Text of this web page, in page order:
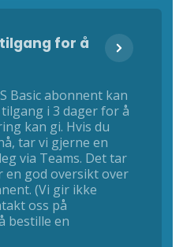
for å
Basic abonnent kan
i 3 dager for å
kan gi. Hvis du
tar vi gjerne en
via Teams. Det tar
en god oversikt over
(Vi gir ikke
oss på
bestille en